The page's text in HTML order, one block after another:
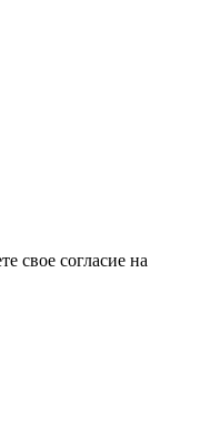
свое согласие на